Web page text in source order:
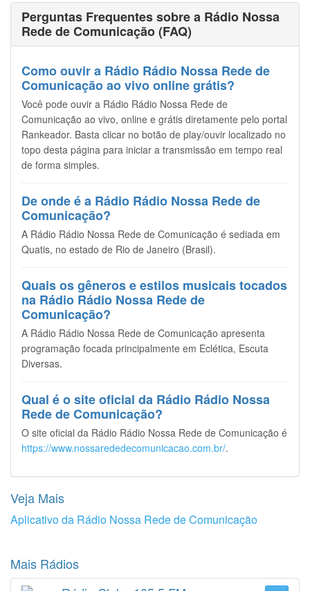
Perguntas Frequentes sobre a Rádio Nossa
Rede de Comunicação (FAQ)
Como ouvir a Rádio Rádio Nossa Rede de
Comunicação ao vivo online grátis?
Você pode ouvir a Rádio Rádio Nossa Rede de
Comunicação ao vivo, online e grátis diretamente pelo portal
Rankeador. Basta clicar no botão de play/ouvir localizado no
topo desta página para iniciar a transmissão em tempo real
de forma simples.
De onde é a Rádio Rádio Nossa Rede de
Comunicação?
A Rádio Rádio Nossa Rede de Comunicação é sediada em
Quatis, no estado de Rio de Janeiro (Brasil).
Quais os gêneros e estilos musicais tocados
na Rádio Rádio Nossa Rede de
Comunicação?
A Rádio Rádio Nossa Rede de Comunicação apresenta
programação focada principalmente em Eclética, Escuta
Diversas.
Qual é o site oficial da Rádio Rádio Nossa
Rede de Comunicação?
O site oficial da Rádio Rádio Nossa Rede de Comunicação é
https://www.nossarededecomunicacao.com.br/.
Veja Mais
Aplicativo da Rádio Nossa Rede de Comunicação
Mais Rádios